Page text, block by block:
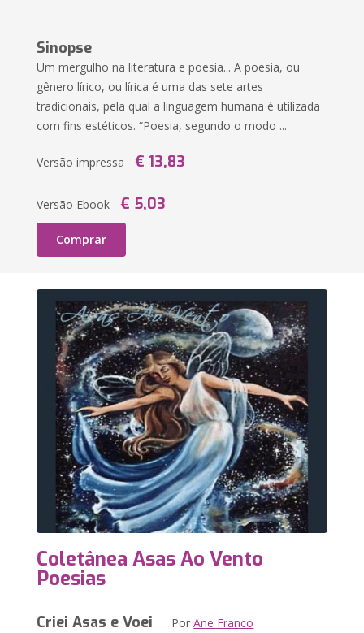
Sinopse
Um mergulho na literatura e poesia... A poesia, ou
gênero lírico, ou lírica é uma das sete artes
tradicionais, pela qual a linguagem humana é utilizada
com fins estéticos. “Poesia, segundo o modo ...
Versão impressa € 13,83
Versão Ebook € 5,03
Comprar
Coletânea Asas Ao Vento
Poesias
Criei Asas e Voei PorAne Franco